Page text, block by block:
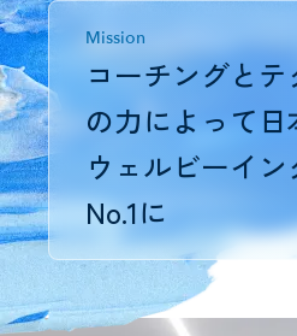
Mission
コーチングと
の力によって
ウェルビーイ
No.1に